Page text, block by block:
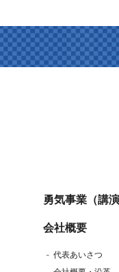
勇気事業（講
会社概要
代表あいさつ